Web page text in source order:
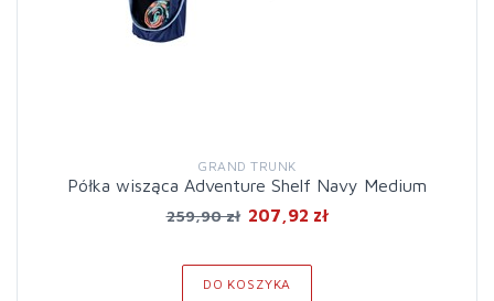
GRAND TRUNK
Półka wisząca Adventure Shelf Navy Medium
259,90 zł 207,92 zł
DO KOSZYKA